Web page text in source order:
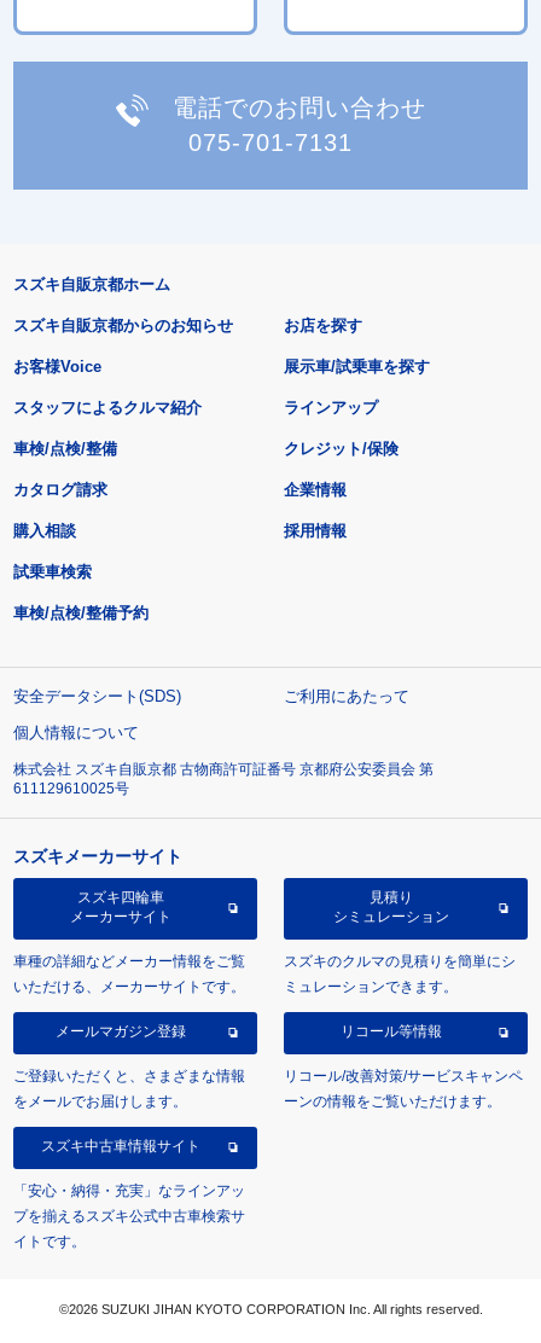
電話でのお問い合わせ
075-701-7131
スズキ自販京都ホーム
スズキ自販京都からのお知らせ
お客様Voice
スタッフによるクルマ紹介
お店を探す
展示車/試乗車を探す
ラインアップ
車検/点検/整備 クレジット/保険
カタログ請求
購入相談
試乗車検索
車検/点検/整備予約
企業情報
採用情報
安全データシート(SDS)
ご利用にあたって
個人情報について
株式会社 スズキ自販京都 古物商許可証番号 京都府公安委員会 第
611129610025号
スズキメーカーサイト
スズキ四輪車
メーカーサイト
車種の詳細などメーカー情報をご覧
いただける、メーカーサイトです。
見積り
シミュレーション
スズキのクルマの見積りを簡単にシ
ミュレーションできます。
メールマガジン登録
ご登録いただくと、さまざまな情報
をメールでお届けします。
リコール等情報
リコール/改善対策/サービスキャンペ
ーンの情報をご覧いただけます。
スズキ中古車情報サイト
「安心・納得・充実」なラインアッ
プを揃えるスズキ公式中古車検索サ
イトです。
©2026 SUZUKI JIHAN KYOTO CORPORATION Inc. All rights reserved.